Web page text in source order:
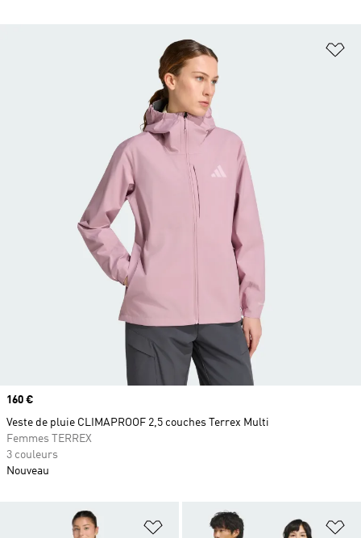
Ajouter à la Liste de produits
Prix
160 €
Veste de pluie CLIMAPROOF 2,5 couches Terrex Multi
Femmes TERREX
3 couleurs
Nouveau